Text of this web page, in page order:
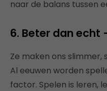
naar de balans tussen
6. Beter dan echt
Ze maken ons slimmer,
Al eeuwen worden
factor. Spelen is leren,